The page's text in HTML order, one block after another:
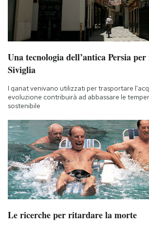
Una tecnologia dell’antica Persia
Siviglia
I qanat venivano utilizzati per trasportare
evoluzione contribuirà ad abbassare le
sostenibile
Le ricerche per ritardare la morte